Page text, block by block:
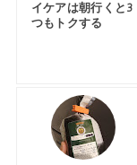
イケアは朝行くと3
つもトクする